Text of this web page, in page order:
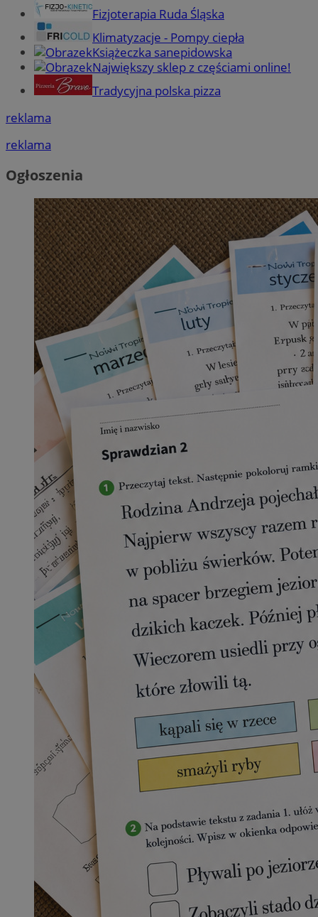
Fizjoterapia Ruda Śląska
Klimatyzacje - Pompy ciepła
Książeczka sanepidowska
Największy sklep z częściami online!
Tradycyjna polska pizza
reklama
reklama
Ogłoszenia